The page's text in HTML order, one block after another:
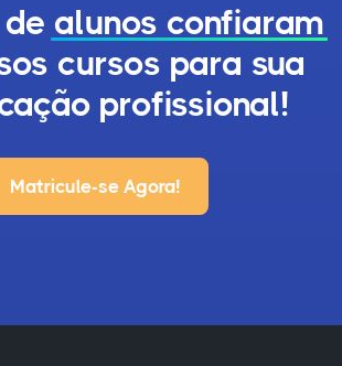
alunos confiaram
cursos para sua
profissional!
Matricule-se Agora!